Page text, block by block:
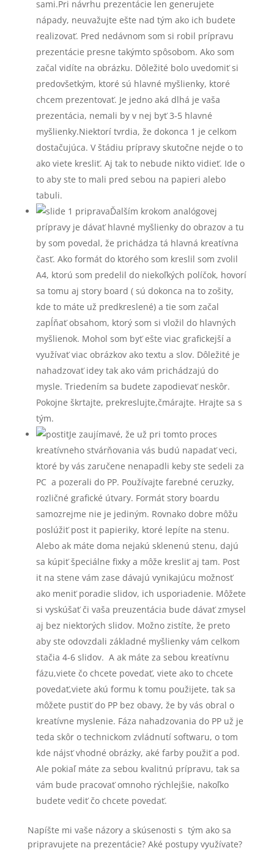
sami.Pri návrhu prezentácie len generujete
nápady, neuvažujte ešte nad tým ako ich budete
realizovať. Pred nedávnom som si robil prípravu
prezentácie presne takýmto spôsobom. Ako som
začal vidíte na obrázku. Dôležité bolo uvedomiť si
predovšetkým, ktoré sú hlavné myšlienky, ktoré
chcem prezentovať. Je jedno aká dlhá je vaša
prezentácia, nemali by v nej byť 3-5 hlavné
myšlienky.Niektorí tvrdia, že dokonca 1 je celkom
dostačujúca. V štádiu prípravy skutočne nejde o to
ako viete kresliť. Aj tak to nebude nikto vidieť. Ide o
to aby ste to mali pred sebou na papieri alebo
tabuli.
Ďalším krokom analógovej
prípravy je dávať hlavné myšlienky do obrazov a tu
by som povedal, že prichádza tá hlavná kreatívna
časť. Ako formát do ktorého som kreslil som zvolil
A4, ktorú som predelil do niekoľkých políčok, hovorí
sa tomu aj story board ( sú dokonca na to zošity,
kde to máte už predkreslené) a tie som začal
zapĺňať obsahom, ktorý som si vložil do hlavných
myšlienok. Mohol som byť ešte viac grafickejší a
využívať viac obrázkov ako textu a slov. Dôležité je
nahadzovať idey tak ako vám prichádzajú do
mysle. Triedením sa budete zapodievať neskôr.
Pokojne škrtajte, prekreslujte,čmárajte. Hrajte sa s
tým.
Je zaujímavé, že už pri tomto proces
kreatívneho stvárňovania vás budú napadať veci,
ktoré by vás zaručene nenapadli keby ste sedeli za
PC a pozerali do PP. Používajte farebné ceruzky,
rozličné grafické útvary. Formát story boardu
samozrejme nie je jediným. Rovnako dobre môžu
poslúžiť post it papieriky, ktoré lepíte na stenu.
Alebo ak máte doma nejakú sklenenú stenu, dajú
sa kúpiť špeciálne fixky a môže kresliť aj tam. Post
it na stene vám zase dávajú vynikajúcu možnosť
ako meniť poradie slidov, ich usporiadenie. Môžete
si vyskúšať či vaša preuzentácia bude dávať zmysel
aj bez niektorých slidov. Možno zistíte, že preto
aby ste odovzdali základné myšlienky vám celkom
stačia 4-6 slidov. A ak máte za sebou kreatívnu
fázu,viete čo chcete povedať, viete ako to chcete
povedať,viete akú formu k tomu použijete, tak sa
môžete pustiť do PP bez obavy, že by vás obral o
kreatívne myslenie. Fáza nahadzovania do PP už je
teda skôr o technickom zvládnutí softwaru, o tom
kde nájsť vhodné obrázky, aké farby použiť a pod.
Ale pokiaľ máte za sebou kvalitnú prípravu, tak sa
vám bude pracovať omnoho rýchlejšie, nakoľko
budete vediť čo chcete povedať.
Napíšte mi vaše názory a skúsenosti s tým ako sa
pripravujete na prezentácie? Aké postupy využívate?